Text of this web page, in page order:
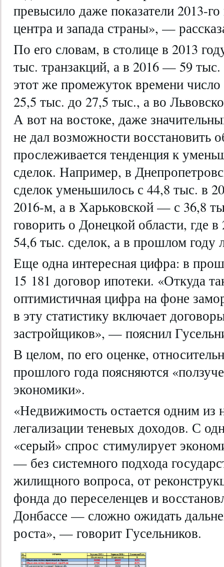
превысило даже показатели 2013-го
центра и запада страны», —
По его словам, в столице в 2013
тыс. транзакций, а в 2016 — 59
этот же промежуток времени
25,5 тыс. до 27,5 тыс., а во
А вот на востоке, даже
не дал возможности восстановить
прослеживается тенденция к
сделок. Например, в
сделок уменьшилось с 44,8 тыс. в
2016-м, а в Харьковской — с 36,8
говорить о Донецкой области, где
54,6 тыс. сделок, а в прошлом году
Еще одна интересная цифра: в
15 181 договор ипотеки. «Откуда
оптимистичная цифра на фоне
в эту статистику включает
застройщиков», — пояснил
В целом, по его оценке,
прошлого года поясняются
экономики».
«Недвижимость остается одним из
легализации теневых доходов. С
«серый» спрос стимулирует
— без системного подхода
жилищного вопроса, от
фонда до переселенцев и
Донбассе — сложно ожидать
роста», — говорит Гусельников.